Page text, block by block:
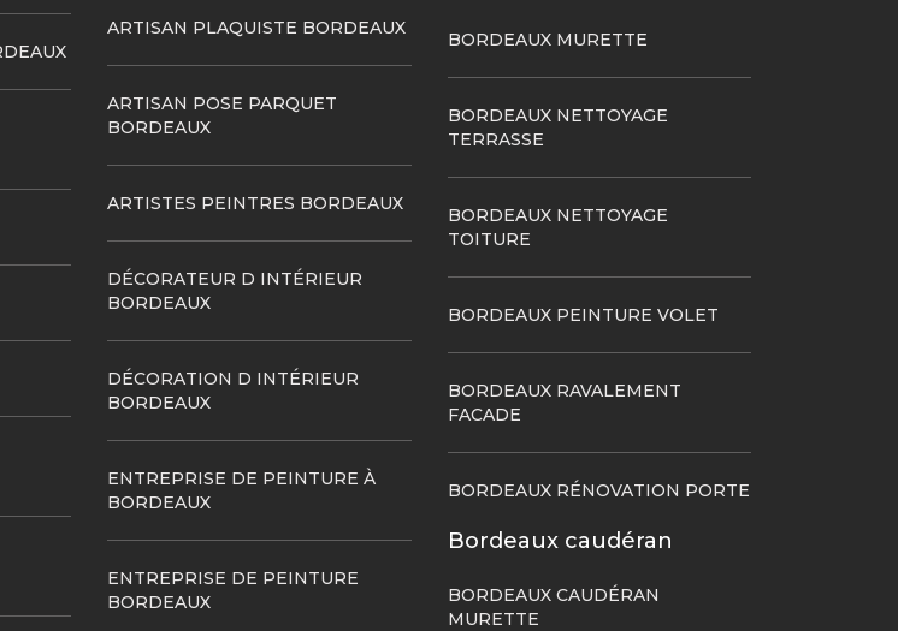
ARTISAN PLAQUISTE BORDEAUX
ARTISAN POSE PARQUET
BORDEAUX
ARTISTES PEINTRES BORDEAUX
DÉCORATEUR D INTÉRIEUR
BORDEAUX
DÉCORATION D INTÉRIEUR
BORDEAUX
ENTREPRISE DE PEINTURE À
BORDEAUX
ENTREPRISE DE PEINTURE
BORDEAUX
BORDEAUX MURETTE
BORDEAUX NETTOYAGE
TERRASSE
BORDEAUX NETTOYAGE
TOITURE
BORDEAUX PEINTURE VOLET
BORDEAUX RAVALEMENT
FACADE
BORDEAUX RÉNOVATION PORTE
Bordeaux caudéran
BORDEAUX CAUDÉRAN
MURETTE